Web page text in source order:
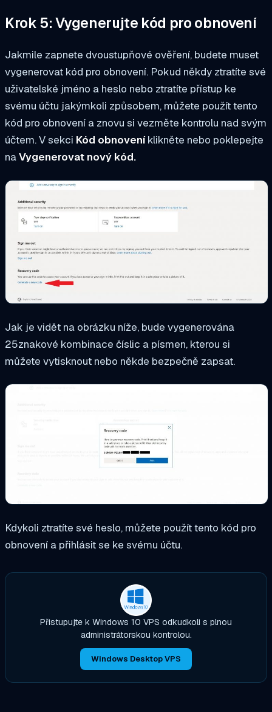
Krok 5: Vygenerujte kód pro obnovení
Jakmile zapnete dvoustupňové ověření, budete muset
vygenerovat kód pro obnovení. Pokud někdy ztratíte své
uživatelské jméno a heslo nebo ztratíte přístup ke
svému účtu jakýmkoli způsobem, můžete použít tento
kód pro obnovení a znovu si vezměte kontrolu nad svým
účtem. V sekci Kód obnoveníklikněte nebo poklepejte
naVygenerovat nový kód.
Jak je vidět na obrázku níže, bude vygenerována
25znakové kombinace číslic a písmen, kterou si
můžete vytisknout nebo někde bezpečně zapsat.
Kdykoli ztratíte své heslo, můžete použít tento kód pro
obnovení a přihlásit se ke svému účtu.
Přistupujte k Windows 10 VPS odkudkoli s plnou
administrátorskou kontrolou.
Windows Desktop VPS